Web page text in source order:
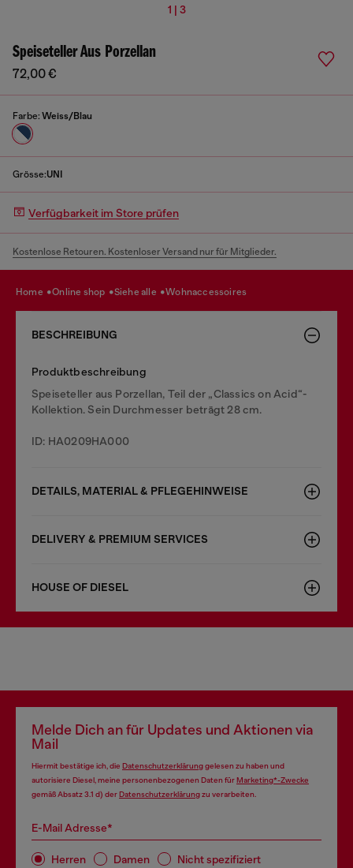
1 | 3
Speiseteller Aus Porzellan
72,00 €
Farbe: Weiss/Blau
Grösse:UNI
Verfügbarkeit im Store prüfen
Kostenlose Retouren. Kostenloser Versand nur für Mitglieder.
home online shop siehe alle wohnaccessoires
BESCHREIBUNG
Produktbeschreibung
Speiseteller aus Porzellan, Teil der „Classics on Acid“-
Kollektion. Sein Durchmesser beträgt 28 cm.
ID: HA0209HA000
DETAILS, MATERIAL & PFLEGEHINWEISE
DELIVERY & PREMIUM SERVICES
HOUSE OF DIESEL
Melde Dich an für Updates und Aktionen via
Mail
Hiermit bestätige ich, die Datenschutzerklärunggelesen zu haben und
autorisiere Diesel, meine personenbezogenen Daten fürMarketing*-Zwecke
gemäß Absatz 3.1 d) derDatenschutzerklärungzu verarbeiten.
E-Mail Adresse*
Herren Damen Nicht spezifiziert